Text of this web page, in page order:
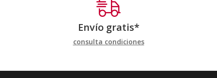
Envío gratis*
consulta condiciones